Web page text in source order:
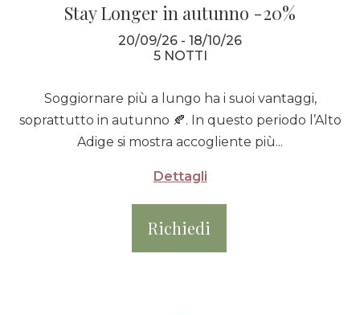
Stay Longer in autunno -20%
20/09/26 - 18/10/26
5 NOTTI
Soggiornare più a lungo ha i suoi vantaggi,
soprattutto in autunno 🍂. In questo periodo l’Alto
Adige si mostra accogliente più...
Dettagli
Richiedi